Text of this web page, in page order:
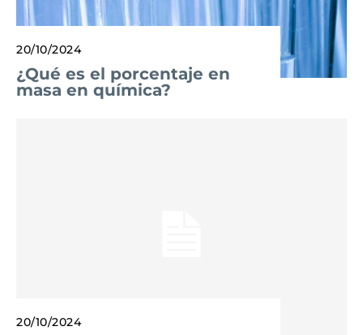
20/10/2024
¿Qué es el porcentaje en
masa en química?
20/10/2024